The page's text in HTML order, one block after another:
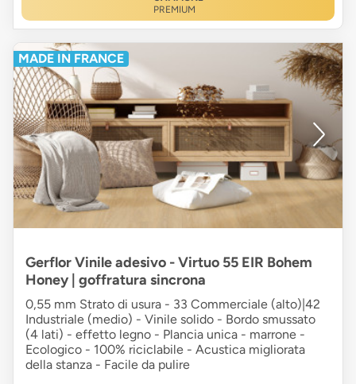
PREMIUM
MADE IN FRANCE
Gerflor Vinile adesivo - Virtuo 55 EIR Bohem
Honey | goffratura sincrona
0,55 mm Strato di usura - 33 Commerciale (alto)|42
Industriale (medio) - Vinile solido - Bordo smussato
(4 lati) - effetto legno - Plancia unica - marrone -
Ecologico - 100% riciclabile - Acustica migliorata
della stanza - Facile da pulire